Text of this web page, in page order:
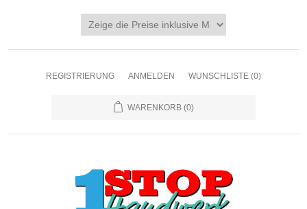
REGISTRIERUNG ANMELDEN WUNSCHLISTE (0)
WARENKORB (0)